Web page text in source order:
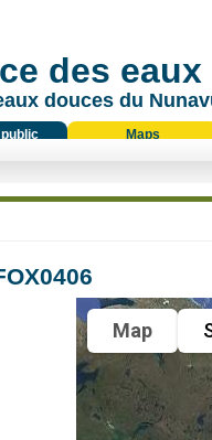
des
douces du
Maps
Map